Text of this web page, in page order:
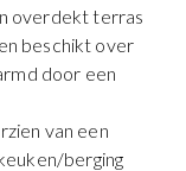
overdekt terras
beschikt over
door een
van een
berging